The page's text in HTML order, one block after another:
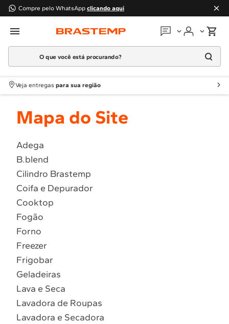
Compre pelo WhatsApp clicando aqui
Em que podemos
Atendimento Brastemp
Localizar assistência técnica
O que você está procurando?
Termos mais buscados
1º Geladeira
2
Fogao
4 º Lava Louça
5 º Cooktop
6º Microondas Brastemp
7º Forno
8º Embutir
9º Lava Seca
Veja entregas para sua região
Mapa do Site
Adega
B.blend
Cilindro Brastemp
Coifa e Depurador
Cooktop
Fogão
Forno
Freezer
Frigobar
Geladeiras
Lava e Seca
Lavadora de Roupas
Lavadora e Secadora